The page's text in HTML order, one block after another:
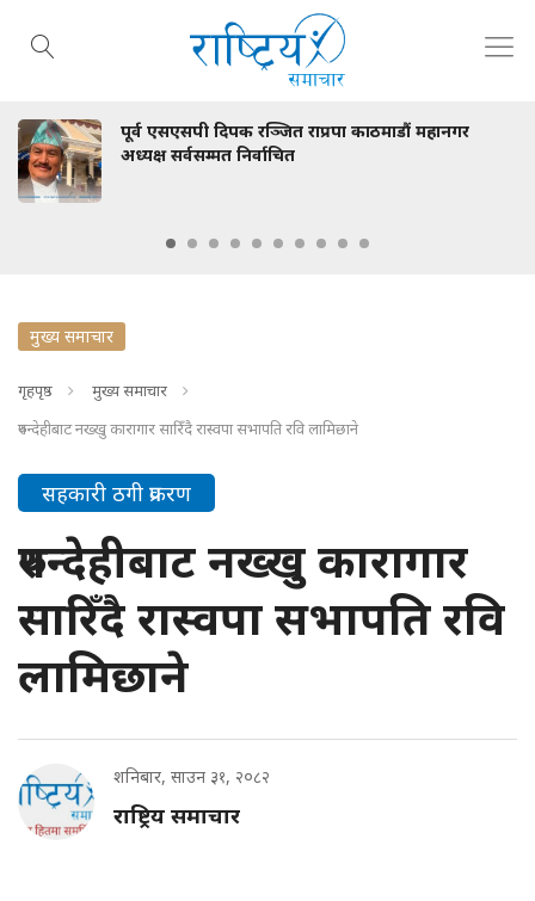
पूर्व एसएसपी दिपक रञ्जित राप्रपा काठमाडौं महानगर
अध्यक्ष सर्वसम्मत निर्वाचित
मुख्य समाचार
गृहपृष्ठ
मुख्य समाचार
रुपन्देहीबाट नख्खु कारागार सारिँदै रास्वपा सभापति रवि लामिछाने
सहकारी ठगी प्रकरण
रुपन्देहीबाट नख्खु कारागार
सारिँदै रास्वपा सभापति रवि
लामिछाने
शनिबार, साउन ३१, २०८२
राष्ट्रिय समाचार